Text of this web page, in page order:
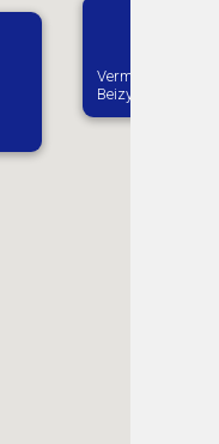
Vermutlich
Beizymivka